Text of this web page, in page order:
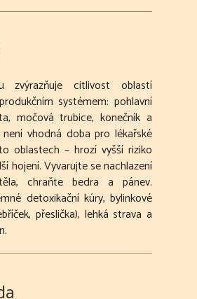
zvýrazňuje citlivost oblastí
systémem: pohlavní
močová trubice, konečník a
není vhodná doba pro lékařské
oblastech – hrozí vyšší riziko
hojení. Vyvarujte se nachlazení
chraňte bedra a pánev.
detoxikační kúry, bylinkové
přeslička), lehká strava a